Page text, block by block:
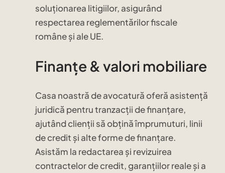
soluționarea litigiilor, asigurând
respectarea reglementărilor fiscale
române și ale UE.
Finanțe & valori mobiliare
Casa noastră de avocatură oferă asistență
juridică pentru tranzacții de finanțare,
ajutând clienții să obțină împrumuturi, linii
de credit și alte forme de finanțare.
Asistăm la redactarea și revizuirea
contractelor de credit, garanțiilor reale și a